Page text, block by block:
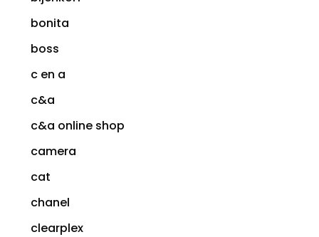
bonita
boss
c en a
c&a
c&a online shop
camera
cat
chanel
clearplex